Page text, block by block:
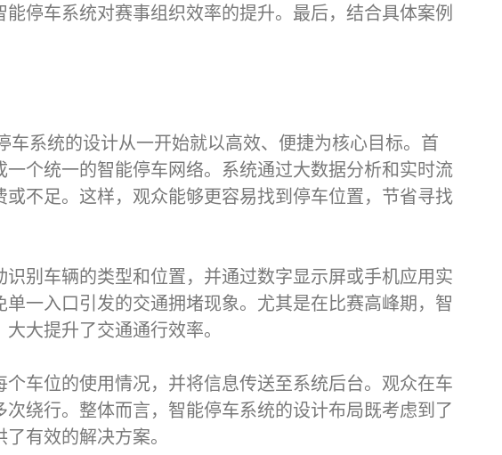
停车系统对赛事组织效率的提升。最后，结合具体案例
系统的设计从一开始就以高效、便捷为核心目标。首
个统一的智能停车网络。系统通过大数据分析和实时流
不足。这样，观众能够更容易找到停车位置，节省寻找
别车辆的类型和位置，并通过数字显示屏或手机应用实
一入口引发的交通拥堵现象。尤其是在比赛高峰期，智
大提升了交通通行效率。
车位的使用情况，并将信息传送至系统后台。观众在车
绕行。整体而言，智能停车系统的设计布局既考虑到了
有效的解决方案。